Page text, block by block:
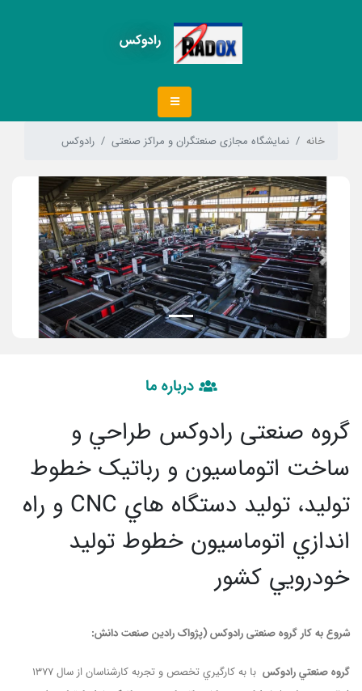
رادوکس
خانه نمایشگاه مجازی صنعتگران و مراکز صنعتی رادوکس
Previous
Next
درباره ما
گروه صنعتی رادوکس طراحي و
ساخت اتوماسيون و رباتيک خطوط
توليد، توليد دستگاه هاي CNC و راه
اندازي اتوماسيون خطوط توليد
خودرويي کشور
شروع به کار گروه صنعتی رادوکس(پژواک رادین صنعت دانش:
گروه صنعتي رادوکس
با به کارگيري تخصص و تجربه کارشناسان از سال 1377